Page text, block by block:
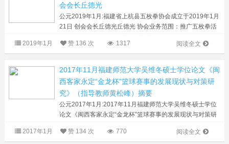
会会长丘德光
公元2019年1月:福建省上杭县五枚拳协会成立于2019年1月
21日 创会会长丘德光丘德光 协会业务范围：推广五枚拳活
枚拳赛事。 参考阅读： 传承...
阅读全文
2019年1月 赞 136 次 1317
2017年11月福建师范大学吴维冬硕士学位论文《闽
西客家永定“金龙杯”篮球赛事的发展现状与对策研
究》（指导教师黄松峰）摘要
公元2017年1月:2017年11月福建师范大学吴维冬硕士学位
论文《闽西客家永定“金龙杯”篮球赛事的发展现状与对策研
民间体育赛事，从１９８６年到２０１６...
阅读全文
2017年1月 赞 134 次 770